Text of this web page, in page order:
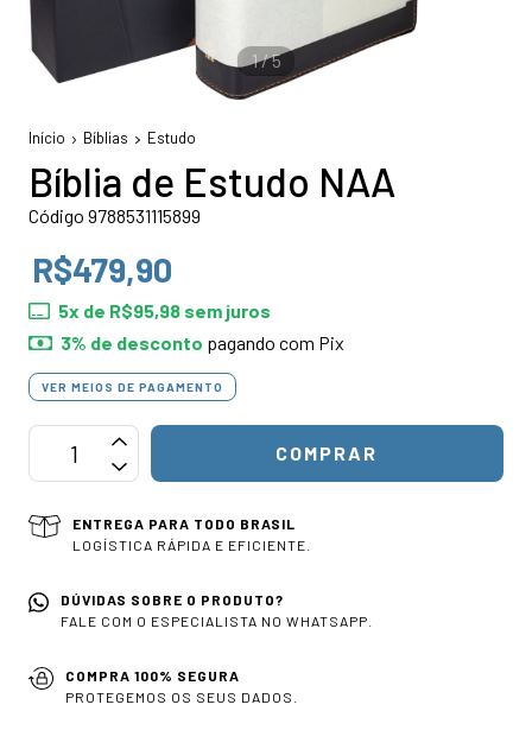
1/5
Início Bíblias Estudo
Bíblia de Estudo NAA
Código 9788531115899
R$479,90
5x de R$95,98 sem juros
3% de desconto pagando com Pix
VER MEIOS DE PAGAMENTO
ENTREGA PARA TODO BRASIL
LOGÍSTICA RÁPIDA E EFICIENTE.
DÚVIDAS SOBRE O PRODUTO?
FALE COM O ESPECIALISTA NO WHATSAPP.
COMPRA 100% SEGURA
PROTEGEMOS OS SEUS DADOS.